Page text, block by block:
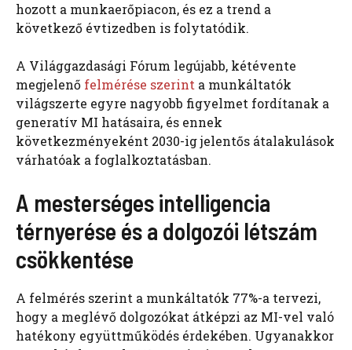
hozott a munkaerőpiacon, és ez a trend a
következő évtizedben is folytatódik.
A Világgazdasági Fórum legújabb, kétévente
megjelenő felmérése szerint a munkáltatók
világszerte egyre nagyobb figyelmet fordítanak a
generatív MI hatásaira, és ennek
következményeként 2030-ig jelentős átalakulások
várhatóak a foglalkoztatásban.
A mesterséges intelligencia
térnyerése és a dolgozói létszám
csökkentése
A felmérés szerint a munkáltatók 77%-a tervezi,
hogy a meglévő dolgozókat átképzi az MI-vel való
hatékony együttműködés érdekében. Ugyanakkor